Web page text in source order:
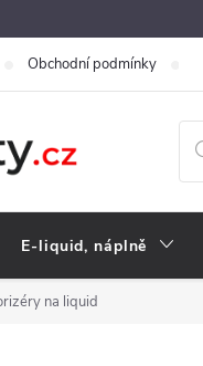
Obchodní podmínky
E-liquid, náplně
na liquid